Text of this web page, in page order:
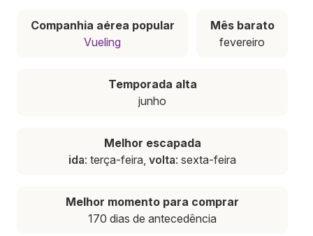
Companhia aérea popular
Vueling
Mês barato
fevereiro
Temporada alta
junho
Melhor escapada
ida: terça-feira, volta: sexta-feira
Melhor momento para comprar
170 dias de antecedência